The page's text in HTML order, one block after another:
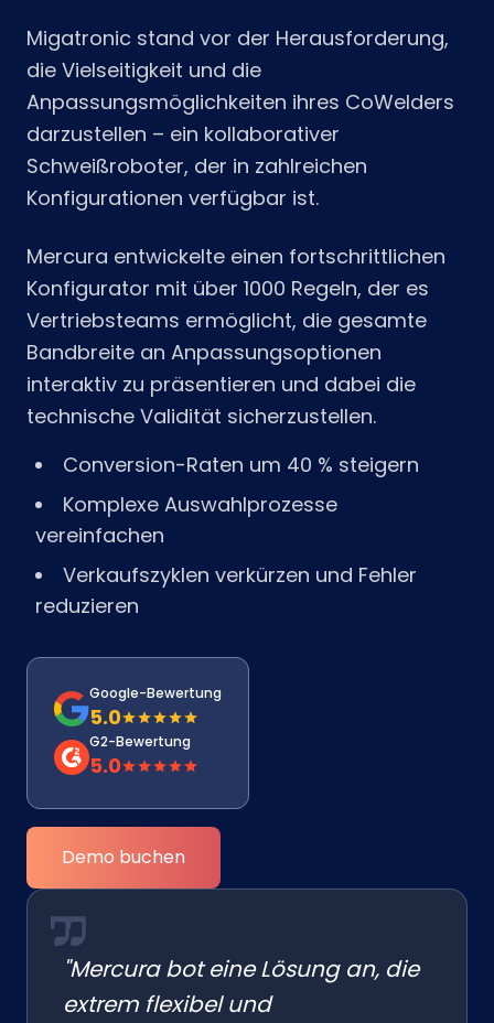
Migatronic stand vor der Herausforderung,
die Vielseitigkeit und die
Anpassungsmöglichkeiten ihres CoWelders
darzustellen – ein kollaborativer
Schweißroboter, der in zahlreichen
Konfigurationen verfügbar ist.
Mercura entwickelte einen fortschrittlichen
Konfigurator mit über 1000 Regeln, der es
Vertriebsteams ermöglicht, die gesamte
Bandbreite an Anpassungsoptionen
interaktiv zu präsentieren und dabei die
technische Validität sicherzustellen.
Conversion-Raten um 40 % steigern
Komplexe Auswahlprozesse
vereinfachen
Verkaufszyklen verkürzen und Fehler
reduzieren
Google-Bewertung
5.0
G2-Bewertung
5.0
Demo buchen
"Mercura bot eine Lösung an, die
extrem flexibel und